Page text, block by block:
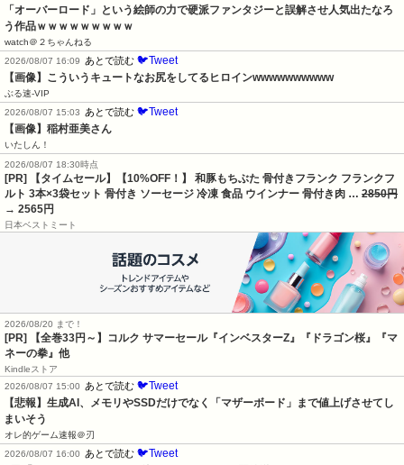
「オーバーロード」という絵師の力で硬派ファンタジーと誤解させ人気出たなろ
う作品ｗｗｗｗｗｗｗｗｗ
watch＠２ちゃんねる
2026/08/07 16:09
あとで読む 🐦Tweet
【画像】こういうキュートなお尻をしてるヒロインwwwwwwwwww
ぶる速-VIP
2026/08/07 15:03
あとで読む 🐦Tweet
【画像】稲村亜美さん
いたしん！
2026/08/07 18:30時点
[PR] 【タイムセール】【10%OFF！】 和豚もちぶた 骨付きフランク フランクフ
ルト 3本×3袋セット 骨付き ソーセージ 冷凍 食品 ウインナー 骨付き肉 … 2850円
→ 2565円
日本ベストミート
2026/08/20 まで！
[PR]
【全巻33円～】コルク サマーセール『インベスターZ』『ドラゴン桜』『マ
ネーの拳』他
Kindleストア
2026/08/07 15:00
あとで読む 🐦Tweet
【悲報】生成AI、メモリやSSDだけでなく「マザーボード」まで値上げさせてし
まいそう
オレ的ゲーム速報＠刃
2026/08/07 16:00
あとで読む 🐦Tweet